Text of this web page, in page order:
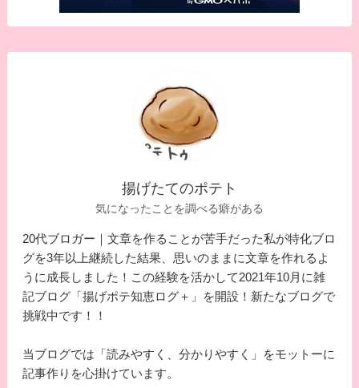
揚げたてのポテト
気になったことを調べる癖がある
20代ブロガー｜文章を作ることが苦手だった私が特化ブロ
グを3年以上継続した結果、思いのままに文章を作れるよ
うに成長しました！この経験を活かして2021年10月に雑
記ブログ「揚げポテ知恵ログ＋」を開設！新たなブログで
挑戦中です！！
当ブログでは「読みやすく、分かりやすく」をモットーに
記事作りを心掛けています。